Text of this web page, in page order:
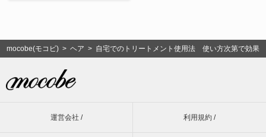
mocobe(モコビ) >ヘア > 自宅でのトリートメント使用法 使い方次第で効果
運営会社 / 利用規約 /